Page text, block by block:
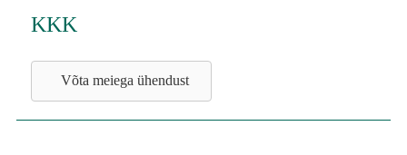
KKK
Võta meiega ühendust